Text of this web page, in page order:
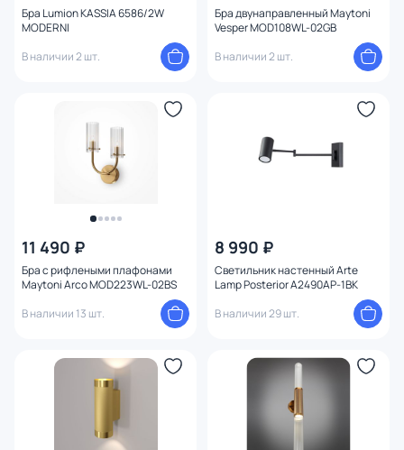
Бра Lumion KASSIA 6586/2W
MODERNI
В наличии 2 шт.
Бра двунаправленный Maytoni
Vesper MOD108WL-02GB
В наличии 2 шт.
11 490 ₽
Бра с рифлеными плафонами
Maytoni Arco MOD223WL-02BS
В наличии 13 шт.
8 990 ₽
Светильник настенный Arte
Lamp Posterior A2490AP-1BK
В наличии 29 шт.
Конструкция
Мощность ламп